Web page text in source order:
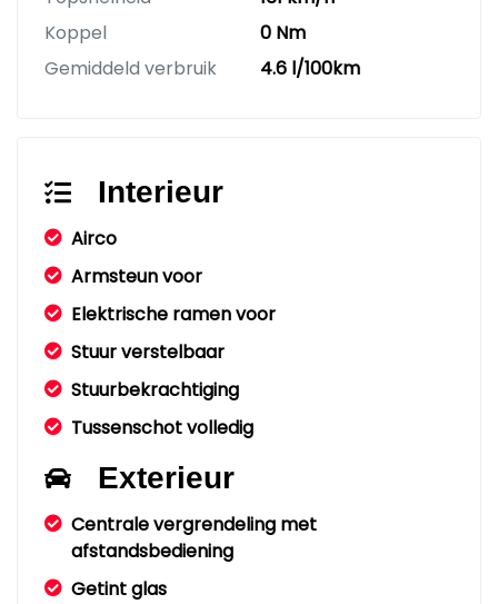
Koppel
0 Nm
Gemiddeld verbruik
4.6 l/100km
Interieur
Airco
Armsteun voor
Elektrische ramen voor
Stuur verstelbaar
Stuurbekrachtiging
Tussenschot volledig
Exterieur
Centrale vergrendeling met
afstandsbediening
Getint glas